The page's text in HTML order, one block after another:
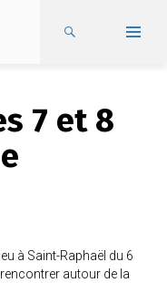
7 et 8
à Saint-Raphaël du 6
autour de la